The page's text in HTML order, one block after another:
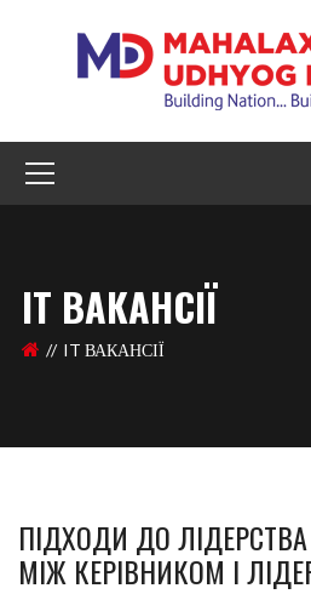
IT ВАКАНСІЇ
IT ВАКАНСІЇ
ПІДХОДИ ДО ЛІДЕРСТВА
МІЖ КЕРІВНИКОМ І